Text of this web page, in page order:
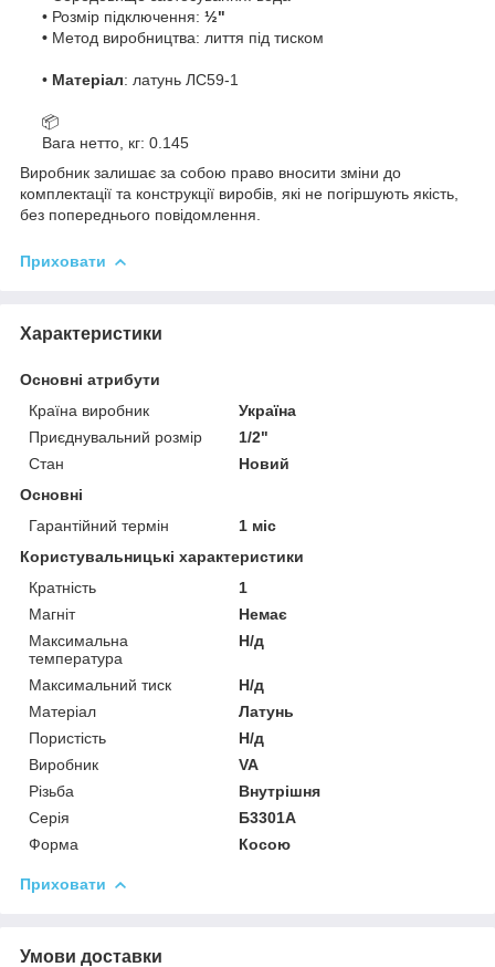
• Розмір підключення: ½"
• Метод виробництва: лиття під тиском
• Матеріал: латунь ЛС59-1
📦
Вага нетто, кг: 0.145
Виробник залишає за собою право вносити зміни до
комплектації та конструкції виробів, які не погіршують якість,
без попереднього повідомлення.
Приховати
Характеристики
Основні атрибути
Країна виробник
Україна
Приєднувальний розмір
1/2"
Стан
Новий
Основні
Гарантійний термін
1 міс
Користувальницькі характеристики
Кратність
1
Магніт
Немає
Максимальна
температура
Н/д
Максимальний тиск
Н/д
Матеріал
Латунь
Пористість
Н/д
Виробник
VA
Різьба
Внутрішня
Серія
Б3301А
Форма
Косою
Приховати
Умови доставки